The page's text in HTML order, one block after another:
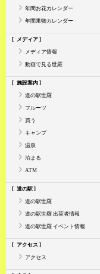
年間お花カレンダー
年間果物カレンダー
メディア
メディア情報
動画で見る世羅
施設案内
道の駅世羅
フルーツ
買う
キャンプ
温泉
泊まる
ATM
道の駅
道の駅世羅
道の駅世羅 出荷者情報
道の駅世羅 イベント情報
アクセス
アクセス